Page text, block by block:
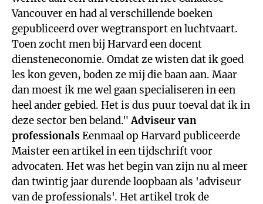
Vancouver en had al verschillende boeken
gepubliceerd over wegtransport en luchtvaart.
Toen zocht men bij Harvard een docent
diensteneconomie. Omdat ze wisten dat ik goed
les kon geven, boden ze mij die baan aan. Maar
dan moest ik me wel gaan specialiseren in een
heel ander gebied. Het is dus puur toeval dat ik in
deze sector ben beland."Adviseur van
professionalsEenmaal op Harvard publiceerde
Maister een artikel in een tijdschrift voor
advocaten. Het was het begin van zijn nu al meer
dan twintig jaar durende loopbaan als 'adviseur
van de professionals'. Het artikel trok de